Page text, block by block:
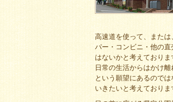
高速道を使って、また
パー・コンビニ・他の
はないかと考えており
日常の生活からはかけ
という願望にあるので
いきたいと考えておりま